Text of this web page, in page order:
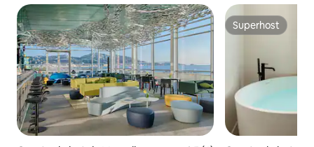
Superhost
Superhost